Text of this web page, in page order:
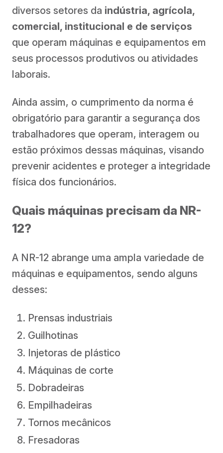
diversos setores da indústria, agrícola,
comercial, institucional e de serviços
que operam máquinas e equipamentos em
seus processos produtivos ou atividades
laborais.
Ainda assim, o cumprimento da norma é
obrigatório para garantir a segurança dos
trabalhadores que operam, interagem ou
estão próximos dessas máquinas, visando
prevenir acidentes e proteger a integridade
física dos funcionários.
Quais máquinas precisam da NR-
12?
A NR-12 abrange uma ampla variedade de
máquinas e equipamentos, sendo alguns
desses:
Prensas industriais
Guilhotinas
Injetoras de plástico
Máquinas de corte
Dobradeiras
Empilhadeiras
Tornos mecânicos
Fresadoras